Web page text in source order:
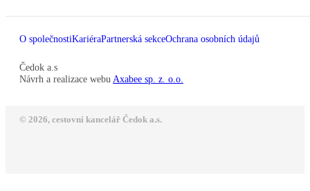
O společnostiKariéraPartnerská sekceOchrana osobních údajů
Čedok a.s
Návrh a realizace webu Axabee sp. z. o.o.
© 2026, cestovní kancelář Čedok a.s.